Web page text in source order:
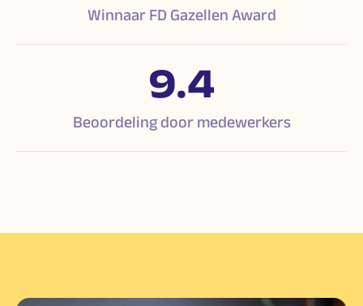
Winnaar FD Gazellen Award
9.4
Beoordeling door medewerkers